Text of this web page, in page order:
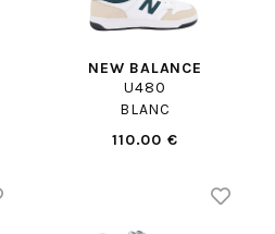
NEW BALANCE
U480
BLANC
110.00 €